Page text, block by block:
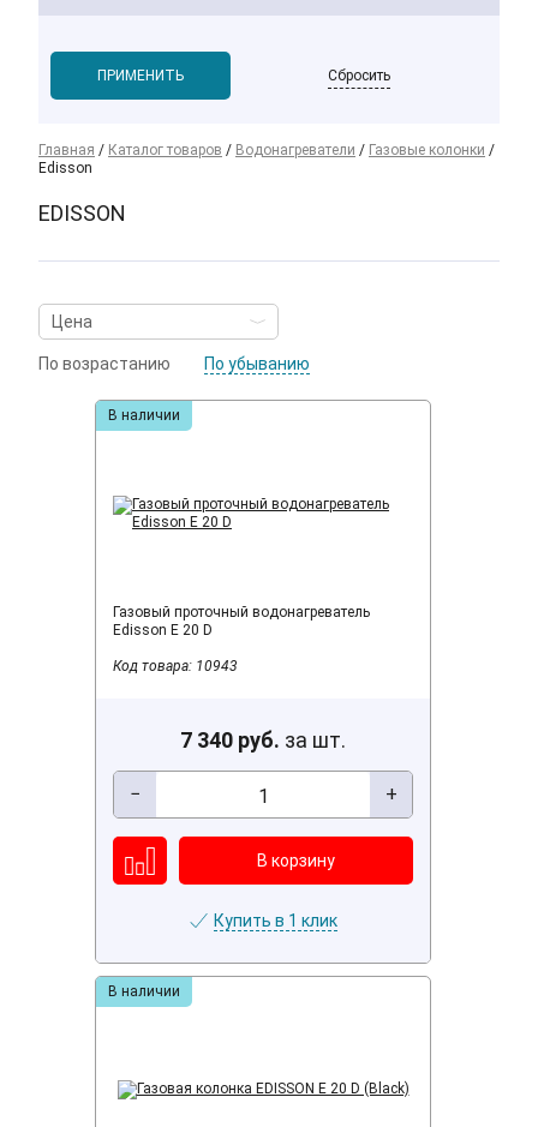
Сбросить
Главная / Каталог товаров / Водонагреватели / Газовые колонки /
Edisson
EDISSON
По возрастанию По убыванию
В наличии
Газовый проточный водонагреватель
Edisson E 20 D
Код товара: 10943
7 340 руб. за шт.
− +
Купить в 1 клик
В наличии